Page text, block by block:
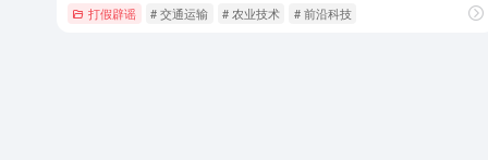
打假辟谣 # 交通运输 # 农业技术 # 前沿科技